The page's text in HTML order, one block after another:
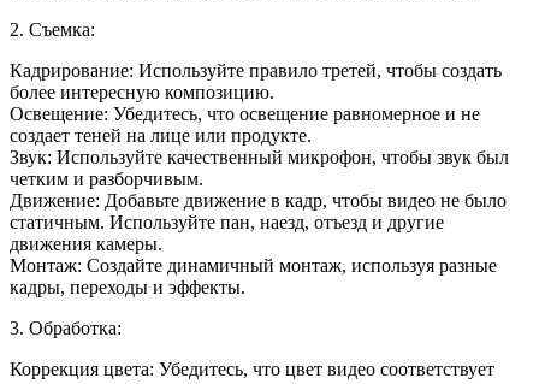
2. Съемка:
Кадрирование: Используйте правило третей, чтобы создать
более интересную композицию.
Освещение: Убедитесь, что освещение равномерное и не
создает теней на лице или продукте.
Звук: Используйте качественный микрофон, чтобы звук был
четким и разборчивым.
Движение: Добавьте движение в кадр, чтобы видео не было
статичным. Используйте пан, наезд, отъезд и другие
движения камеры.
Монтаж: Создайте динамичный монтаж, используя разные
кадры, переходы и эффекты.
3. Обработка:
Коррекция цвета: Убедитесь, что цвет видео соответствует